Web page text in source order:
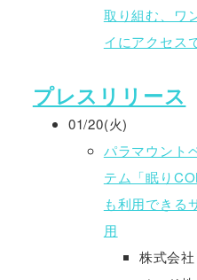
取り組む、ワ
イにアクセス
プレスリリース
01/20(火)
パラマウント
テム「眠り
も利用できる
用
株式会